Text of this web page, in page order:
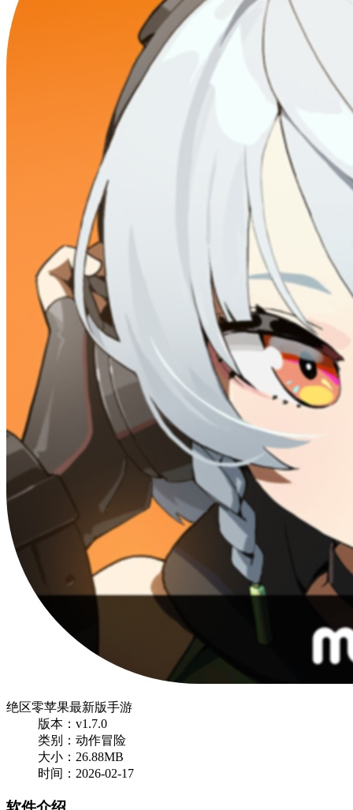
绝区零苹果最新版手游
版本：v1.7.0
类别：动作冒险
大小：26.88MB
时间：2026-02-17